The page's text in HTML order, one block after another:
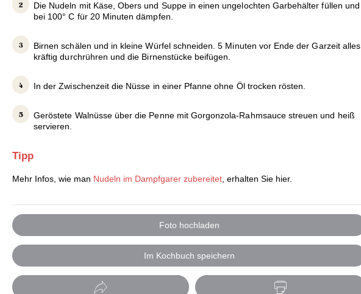
Die Nudeln mit Käse, Obers und Suppe in einen ungelochten Garbehälter füllen und
bei 100° C für 20 Minuten dämpfen.
Birnen schälen und in kleine Würfel schneiden. 5 Minuten vor Ende der Garzeit alles
kräftig durchrühren und die Birnenstücke beifügen.
In der Zwischenzeit die Nüsse in einer Pfanne ohne Öl trocken rösten.
Geröstete Walnüsse über die Penne mit Gorgonzola-Rahmsauce streuen und heiß
servieren.
Tipp
Mehr Infos, wie man Nudeln im Dampfgarer zubereitet, erhalten Sie hier.
Foto hochladen
Im Kochbuch speichern